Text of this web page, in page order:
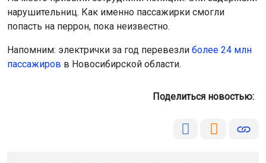
нарушительниц. Как именно пассажирки смогли
попасть на перрон, пока неизвестно.
Напомним: электрички за год перевезли более 24 млн
пассажиров в Новосибирской области.
Поделиться новостью: